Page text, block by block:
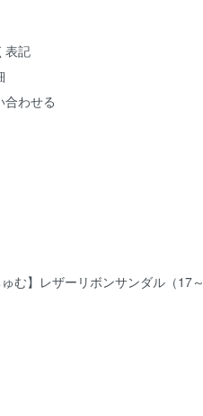
表記
合わせる
ゅむ】レザーリボンサンダル（17～